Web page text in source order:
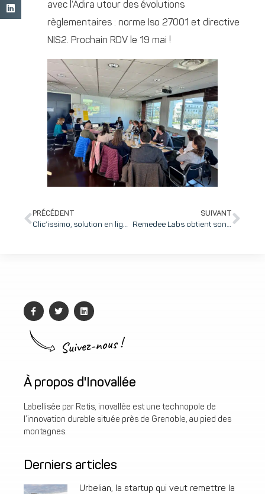
avec l’Adira utour des évolutions
règlementaires : norme Iso 27001 et directive
NIS2. Prochain RDV le 19 mai !
PRÉCÉDENT
Clic’issimo, solution en ligne de résiliation de contrat d’assurance sur inovallée, fête ses 10 ans
SUIVANT
Remedee Labs obtient son second marquage CE médical pour le traitement de l’arthrose : une avancée majeure dans la prise en charge de la douleur chronique !
Suivez-nous !
À propos d'Inovallée
Labellisée par Retis, inovallée est une technopole de
l’innovation durable située près de Grenoble, au pied des
montagnes.
Derniers articles
Urbelian, la startup qui veut remettre la